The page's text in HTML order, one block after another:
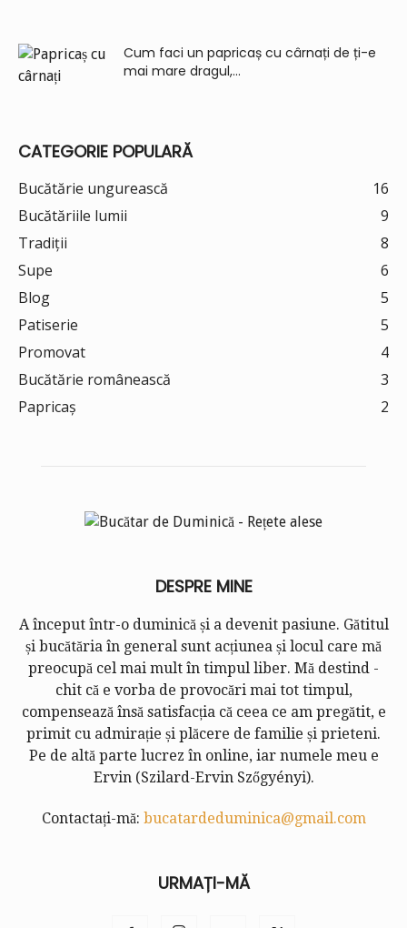
Cum faci un papricaș cu cârnați de ți-e
mai mare dragul,...
CATEGORIE POPULARĂ
Bucătărie ungurească
16
Bucătăriile lumii
9
Tradiții
8
Supe
6
Blog
5
Patiserie
5
Promovat
4
Bucătărie românească
3
Papricaș
2
DESPRE MINE
A început într-o duminică și a devenit pasiune. Gătitul
și bucătăria în general sunt acțiunea și locul care mă
preocupă cel mai mult în timpul liber. Mă destind -
chit că e vorba de provocări mai tot timpul,
compensează însă satisfacția că ceea ce am pregătit, e
primit cu admirație și plăcere de familie și prieteni.
Pe de altă parte lucrez în online, iar numele meu e
Ervin (Szilard-Ervin Szőgyényi).
Contactați-mă: bucatardeduminica@gmail.com
URMAȚI-MĂ